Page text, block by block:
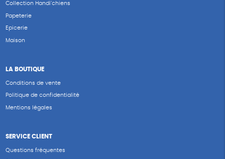
Collection Handi’chiens
Papeterie
Epicerie
Maison
LA BOUTIQUE
Conditions de vente
Politique de confidentialité
Mentions légales
SERVICE CLIENT
Questions fréquentes